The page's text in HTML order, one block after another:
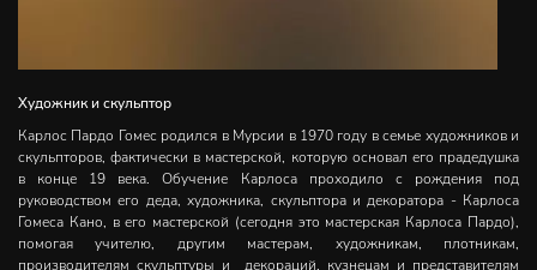
Художник и скульптор
Карлос Пардо Гомес родился в Мурсии в 1970 году в семье художников и
скульпторов, фактически в мастерской, которую основал его прадедушка
в конце 19 века. Обучение Карлоса проходило с рождения под
руководством его деда, художника, скульптора и декоратора - Карлоса
Гомеса Кано, в его мастерской (сегодня это мастерская Карлоса Пардо),
помогая учителю, другим мастерам, художникам, плотникам,
производителям скульптуры и декораций, кузнецам и представителям